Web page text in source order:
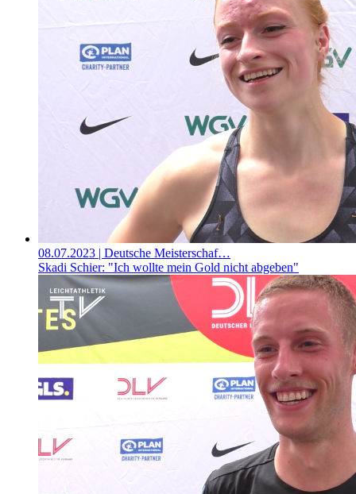
08.07.2023 | Deutsche Meisterschaf…
Skadi Schier: "Ich wollte mein Gold nicht abgeben"